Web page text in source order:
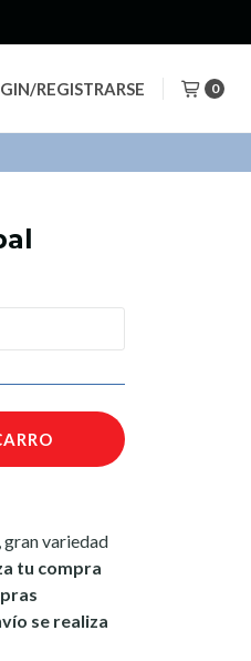
REGISTRARSE 0
variedad
tu compra
se realiza